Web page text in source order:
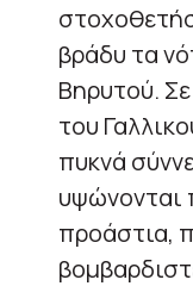
βράδυ τα
Βηρυτού.
του
πυκνά
υψώνονται
προάστια,